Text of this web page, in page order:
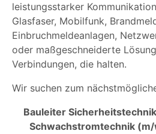
leistungsstarker
Glasfaser, Mobilfunk,
Einbruchmeldeanlagen,
oder maßgeschneiderte
Verbindungen, die halten.
Wir suchen zum
Bauleiter
Schwachstromtechnik